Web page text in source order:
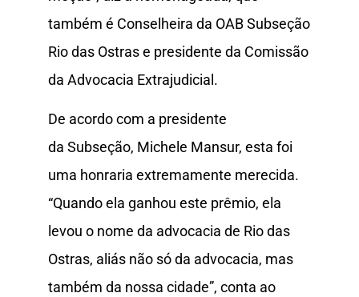
também é Conselheira da OAB Subseção
Rio das Ostras e presidente da Comissão
da Advocacia Extrajudicial.
De acordo com a presidente
da Subseção, Michele Mansur, esta foi
uma honraria extremamente merecida.
“Quando ela ganhou este prêmio, ela
levou o nome da advocacia de Rio das
Ostras, aliás não só da advocacia, mas
também da nossa cidade”, conta ao